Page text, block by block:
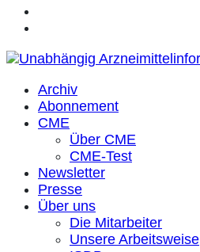
Archiv
Abonnement
CME
Über CME
CME-Test
Newsletter
Presse
Über uns
Die Mitarbeiter
Unsere Arbeitsweise